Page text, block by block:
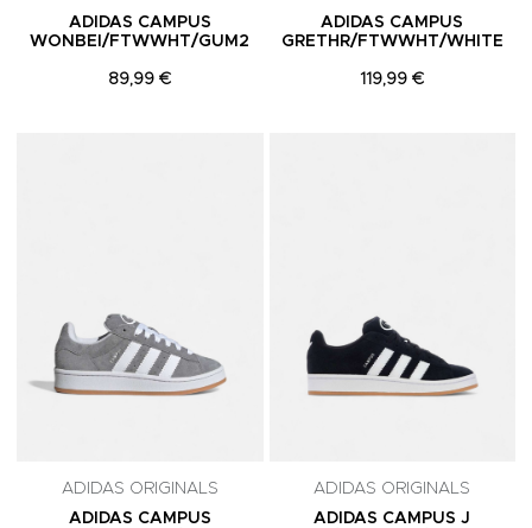
ADIDAS CAMPUS
WONBEI/FTWWHT/GUM2
89,99 €
ADIDAS CAMPUS
GRETHR/FTWWHT/WHITE
119,99 €
ADIDAS ORIGINALS
ADIDAS CAMPUS
ADIDAS ORIGINALS
ADIDAS CAMPUS J